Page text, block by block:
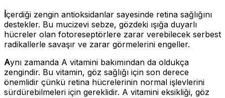
İçerdiği zengin antioksidanlar sayesinde retina sağlığını
destekler. Bu mucizevi sebze, gözdeki ışığa duyarlı
hücreler olan fotoreseptörlere zarar verebilecek serbest
radikallerle savaşır ve zarar görmelerini engeller.
Aynı zamanda A vitamini bakımından da oldukça
zengindir. Bu vitamin, göz sağlığı için son derece
önemlidir çünkü retina hücrelerinin normal işlevlerini
sürdürebilmeleri için gereklidir. A vitamini eksikliği, göz